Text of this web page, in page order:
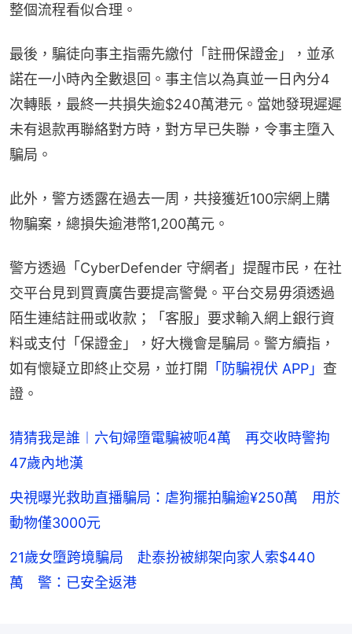
整個流程看似合理。
最後，騙徒向事主指需先繳付「註冊保證金」，並承
諾在一小時內全數退回。事主信以為真並一日內分4
次轉賬，最終一共損失逾$240萬港元。當她發現遲遲
未有退款再聯絡對方時，對方早已失聯，令事主墮入
騙局。
此外，警方透露在過去一周，共接獲近100宗網上購
物騙案，總損失逾港幣1,200萬元。
警方透過「CyberDefender 守網者」提醒市民，﻿在社
交平台見到買賣廣告要提高警覺。平台交易毋須透過
陌生連結註冊或收款；「客服」要求輸入網上銀行資
料或支付「保證金」，好大機會是騙局。警方續指，
如有懷疑立即終止交易，並打開 「防騙視伏 APP」 查
證。
猜猜我是誰︱六旬婦墮電騙被呃4萬 再交收時警拘
47歲內地漢
央視曝光救助直播騙局：虐狗擺拍騙逾¥250萬 用於
動物僅3000元
21歲女墮跨境騙局 赴泰扮被綁架向家人索$440
萬 警：已安全返港